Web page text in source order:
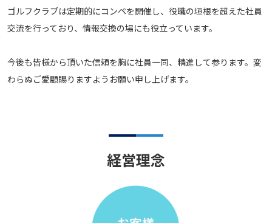
ゴルフクラブは定期的にコンペを開催し、役職の垣根を超えた社員
交流を行っており、情報交換の場にも役立っています。
今後も皆様から頂いた信頼を胸に社員一同、精進して参ります。変
わらぬご愛顧賜りますようお願い申し上げます。
経営理念